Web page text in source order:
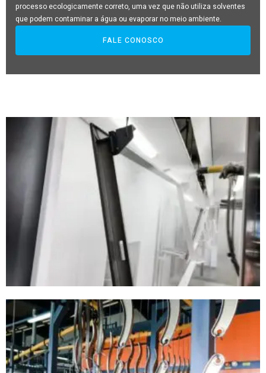
processo ecologicamente correto, uma vez que não utiliza solventes
que podem contaminar a água ou evaporar no meio ambiente.
FALE CONOSCO